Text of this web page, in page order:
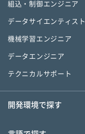
組込・制御エンジニア
データサイエンティスト
機械学習エンジニア
データエンジニア
テクニカルサポート
開発環境で探す